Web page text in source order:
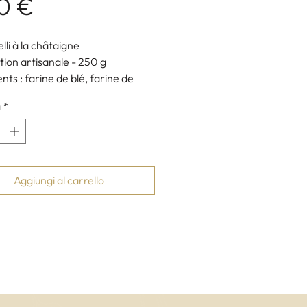
€
à la châtaigne
artisanale - 250 g
: farine de blé, farine de
Casa Agostini
artisan Morosaglia - Corse
*
Aggiungi al carrello